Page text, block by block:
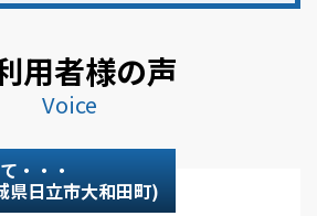
用者様の声
Voice
・・・
県日立市大和田町)